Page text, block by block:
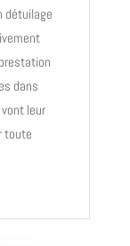
détuilage
dans
leur
toute